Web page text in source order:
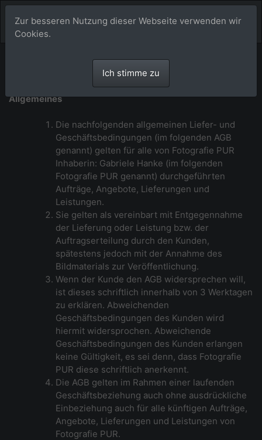
Allgemeine Geschäftsbedingungen von
Allgemeines
Die nachfolgenden allgemeinen Liefer- und
Geschäftsbedingungen (im folgenden AGB
genannt) gelten für alle von Fotografie PUR
Inhaberin: Gabriele Hanke (im folgenden
Fotografie PUR genannt) durchgeführten
Aufträge, Angebote, Lieferungen und
Leistungen.
Sie gelten als vereinbart mit Entgegennahme
der Lieferung oder Leistung bzw. der
Auftragserteilung durch den Kunden,
spätestens jedoch mit der Annahme des
Bildmaterials zur Veröffentlichung.
Wenn der Kunde den AGB widersprechen will,
ist dieses schriftlich innerhalb von 3 Werktagen
zu erklären. Abweichenden
Geschäftsbedingungen des Kunden wird
hiermit widersprochen. Abweichende
Geschäftsbedingungen des Kunden erlangen
keine Gültigkeit, es sei denn, dass Fotografie
PUR diese schriftlich anerkennt.
Die AGB gelten im Rahmen einer laufenden
Geschäftsbeziehung auch ohne ausdrückliche
Einbeziehung auch für alle künftigen Aufträge,
Angebote, Lieferungen und Leistungen von
Fotografie PUR.
Zur besseren Nutzung dieser Webseite verwenden wir
Cookies.
Ich stimme zu